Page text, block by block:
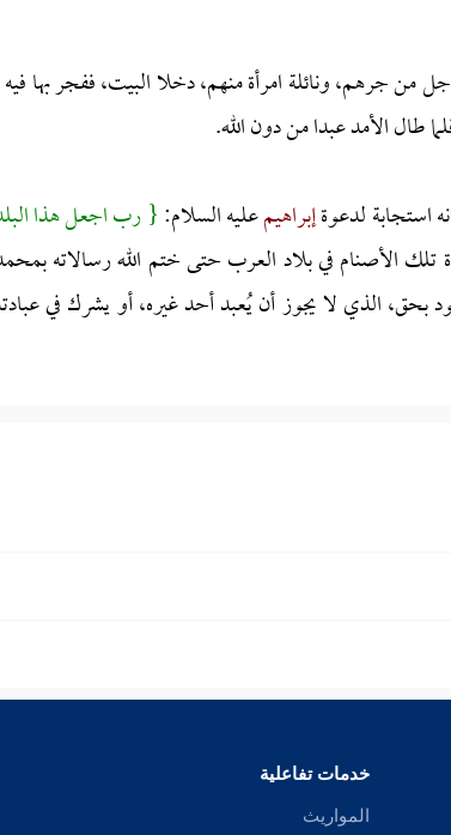
من جرهم، ونائلة امرأة منهم، دخلا البيت، ففجر بها
طال الأمد عبدا من دون الله.
استجابة لدعوةإبراهيمعليه السلام:{ رب اجعل هذا
عبادة تلك الأصنام في بلاد العرب حتى ختم الله رسالاته
بحق، الذي لا يجوز أن يُعبد أحد غيره، أو يشرك في
خدمات تفاعلية
المواريث